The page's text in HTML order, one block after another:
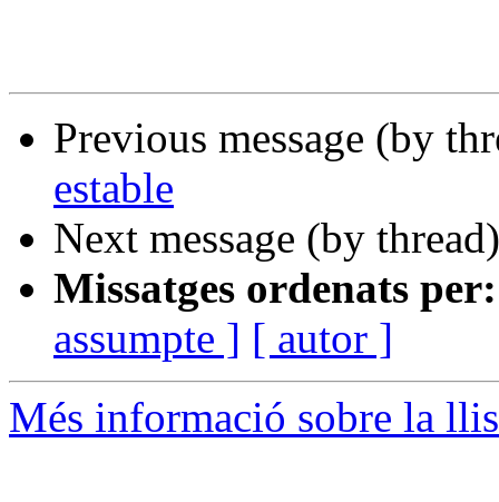
Previous message (by
estable
Next message (by
Missatges ordenats per:
assumpte ] [ autor ]
Més informació sobre la